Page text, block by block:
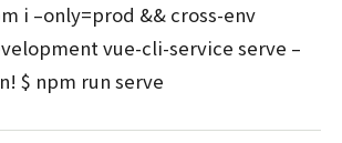
i –only=prod && cross-env
vue-cli-service serve –
$ npm run serve